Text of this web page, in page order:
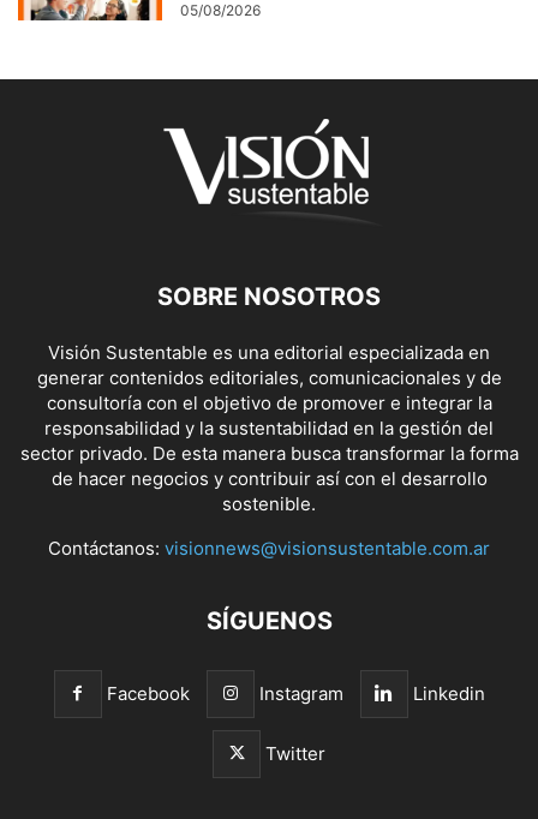
05/08/2026
SOBRE NOSOTROS
Visión Sustentable es una editorial especializada en
generar contenidos editoriales, comunicacionales y de
consultoría con el objetivo de promover e integrar la
responsabilidad y la sustentabilidad en la gestión del
sector privado. De esta manera busca transformar la forma
de hacer negocios y contribuir así con el desarrollo
sostenible.
Contáctanos: visionnews@visionsustentable.com.ar
SÍGUENOS
Facebook Instagram Linkedin
Twitter